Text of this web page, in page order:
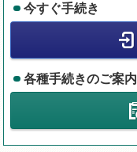
今すぐ手続き
各種手続きのご案内